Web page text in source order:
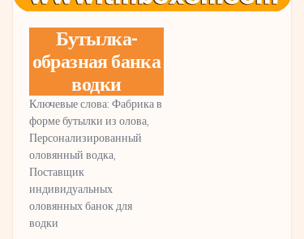
Бутылка-
образная банка
водки
Ключевые слова: Фабрика в
форме бутылки из олова,
Персонализированный
оловянный водка,
Поставщик
индивидуальных
оловянных банок для
водки